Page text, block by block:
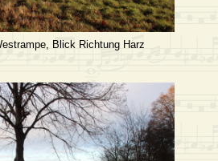
Blick Richtung Harz